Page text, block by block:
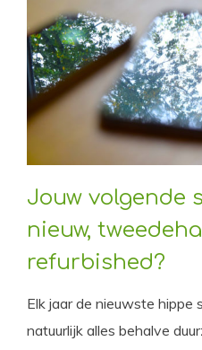
Jouw volgende
nieuw,
refurbished?
Elk jaar de nieuwste hippe
natuurlijk alles behalve